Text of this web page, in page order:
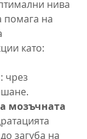
нива
помага на
като:
: чрез
мозъчната
загуба на